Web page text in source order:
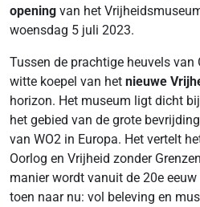
opening van het
woensdag 5 juli 2023.
Tussen de prachtige heuvels van
witte koepel van het nieuwe
horizon. Het museum ligt dicht
het gebied van de grote
van WO2 in Europa. Het vertelt
Oorlog en Vrijheid zonder
manier wordt vanuit de 20e
toen naar nu: vol beleving en